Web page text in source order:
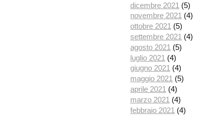
dicembre 2021 (5)
novembre 2021 (4)
ottobre 2021 (5)
settembre 2021 (4)
agosto 2021 (5)
luglio 2021 (4)
giugno 2021 (4)
maggio 2021 (5)
aprile 2021 (4)
marzo 2021 (4)
febbraio 2021 (4)